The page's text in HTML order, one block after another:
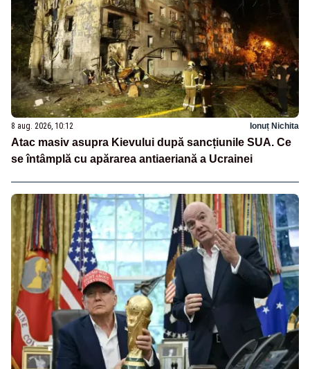
8 aug. 2026, 10:12 Ionuț Nichita
Atac masiv asupra Kievului după sancțiunile SUA. Ce
se întâmplă cu apărarea antiaeriană a Ucrainei